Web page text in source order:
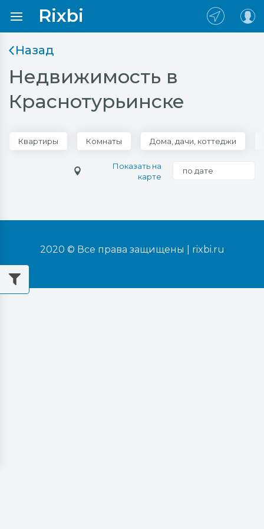
Rixbi
Назад
Недвижимость в
Краснотурьинске
Квартиры Комнаты Дома, дачи, коттеджи
Показать на
карте
по дате
2020 © Все права защищены | rixbi.ru